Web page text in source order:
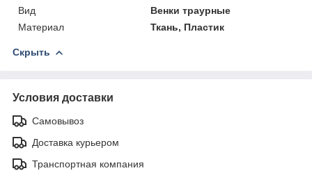
Вид
Венки траурные
Материал
Ткань, Пластик
Скрыть
Условия доставки
Самовывоз
Доставка курьером
Транспортная компания